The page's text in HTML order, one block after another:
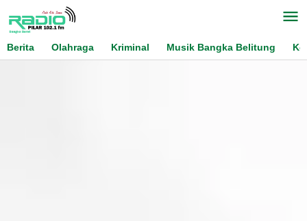
content
Berita
Olahraga Kriminal Musik Bangka Belitung